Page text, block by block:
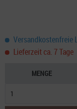
Versandkostenfreie
Lieferzeit ca. 7 Tage
MENGE